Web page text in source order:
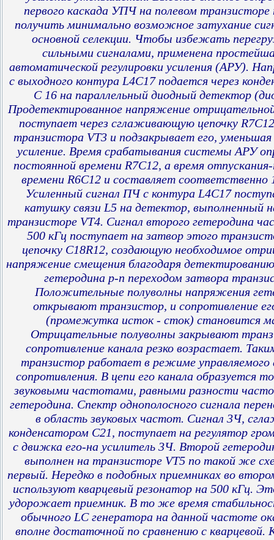
первого каскада УПЧ на полевом транзисторе
получить минимально возможное затухание
основной селекции. Чтобы избежать
сильными сигналами, применена
автоматической регулировки усиления (АРУ).
с выходного контура L4C17 подается через
С 16 на параллельный диодный детектор
Продетектированное напряжение
поступает через сглаживающую цепочку
транзистора VT3 и подзакрывает его,
усиление. Время срабатывания системы АРУ
постоянной времени R7C12, а время
времени R6C12 и составляет соответственно
Усиленный сигнал ПЧ с контура L4C17
катушку связи L5 на детектор, выполненный
транзисторе VT4. Сигнал второго гетеродина
500 кГц поступает на затвор этого
цепочку C18R12, создающую необходимое
напряжение смещения благодаря
гетеродина р-n переходом затвора
Положительные полуволны напряжения
открывают транзистор, и сопротивление
(промежутка исток - сток) становится
Отрицательные полуволны закрывают
сопротивление канала резко возрастает.
транзистор работает в режиме управляемого
сопротивления. В цепи его канала образуется
звуковыми частотами, равными разности
гетеродина. Спектр однополосного сигнала
в область звуковых частот. Сигнал 3Ч,
конденсатором С21, поступает на регулятор
с движка его-на усилитель 3Ч. Второй
выполнен на транзисторе VT5 по такой же
первый. Нередко в подобных приемниках во
используют кварцевый резонатор на 500 кГц.
удорожает приемник. В то же время
обычного LC генератора на данной частоте
вполне достаточной по сравнению с кварцевой.